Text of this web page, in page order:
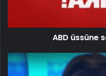
ABD üssüne